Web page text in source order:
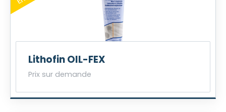
Lithofin OIL-FEX
Prix sur demande